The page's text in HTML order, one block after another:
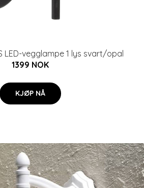
LED-vegglampe 1 lys svart/opal
1399 NOK
KJØP NÅ